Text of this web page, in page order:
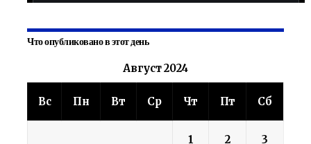
Что опубликовано в этот день
Август 2024
Вс Пн Вт Ср Чт Пт Сб
1 2 3